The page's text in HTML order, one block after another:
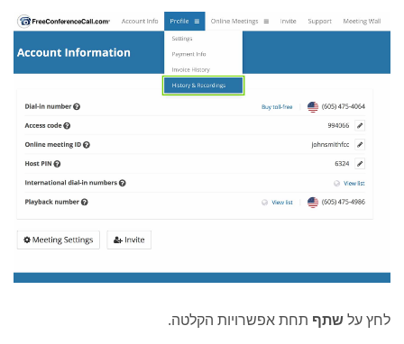
לחץ עלשתף תחת אפשרויות הקלטה.